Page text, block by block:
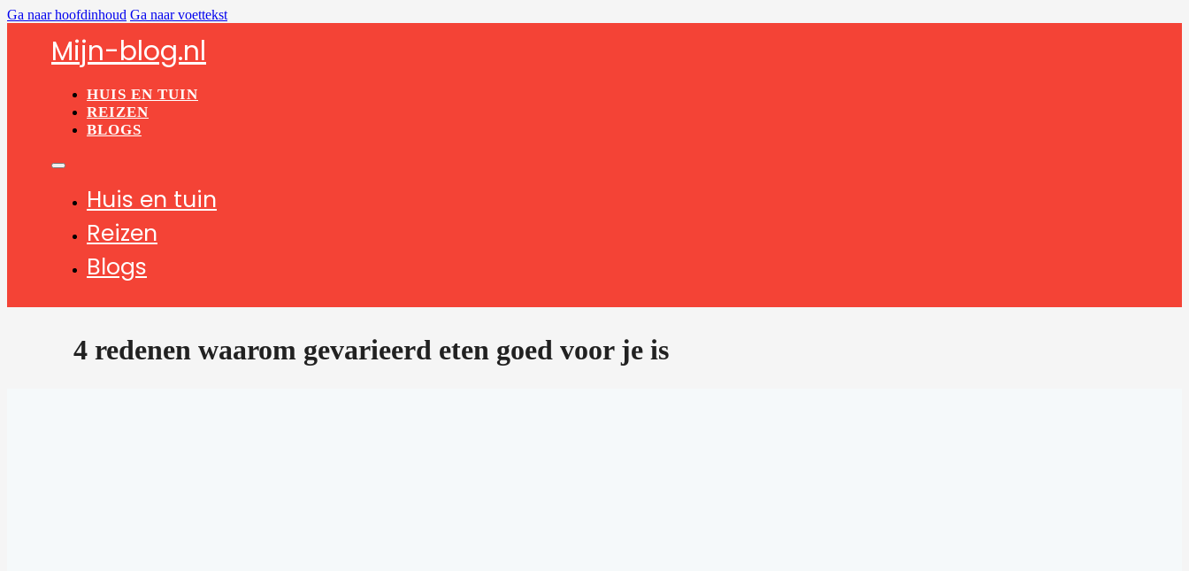
Ga naar hoofdinhoud Ga naar voettekst
Mijn-blog.nl
HUIS EN TUIN
REIZEN
BLOGS
Huis en tuin
Reizen
Blogs
4 redenen waarom gevarieerd eten goed voor je is